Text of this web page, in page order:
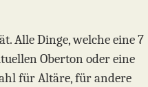
Alle Dinge, welche eine 7
Oberton oder eine
für Altäre, für andere